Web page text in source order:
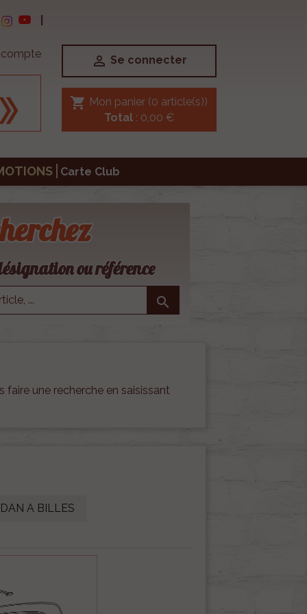
 Se connecter
shopping_cart Mon panier (0 article(s))
Total: 0,00 €
Carte Club
ou référence

une recherche en saisissant
A BILLES